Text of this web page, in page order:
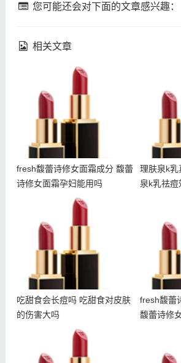
您可能还会对下面的文章感兴趣：
相关文章
fresh馥蕾诗修女面霜成分
fresh馥蕾诗修女面霜成分 馥蕾
诗修女面霜孕妇能用吗
理肤泉k
理肤泉k乳
泉k乳祛
吃甜食会长痘吗 吃甜食对
吃甜食会长痘吗 吃甜食对皮肤
的伤害大吗
fresh馥
fresh馥蕾
馥蕾诗修
朵拉朵尚电动眼霜使用方法
悦木之